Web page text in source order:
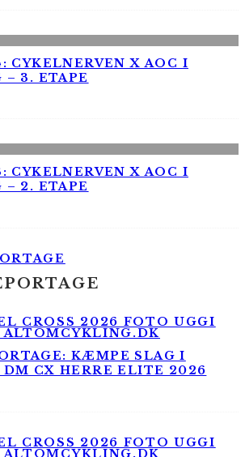
CYKELNERVEN X AOC I
– 3. ETAPE
CYKELNERVEN X AOC I
– 2. ETAPE
KÆMPE SLAG I
DM CX HERRE ELITE 2026